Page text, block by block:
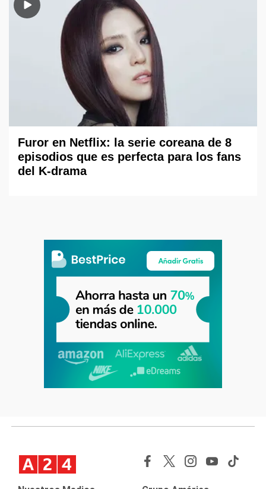
Furor en Netflix: la serie coreana de 8
episodios que es perfecta para los fans
del K-drama